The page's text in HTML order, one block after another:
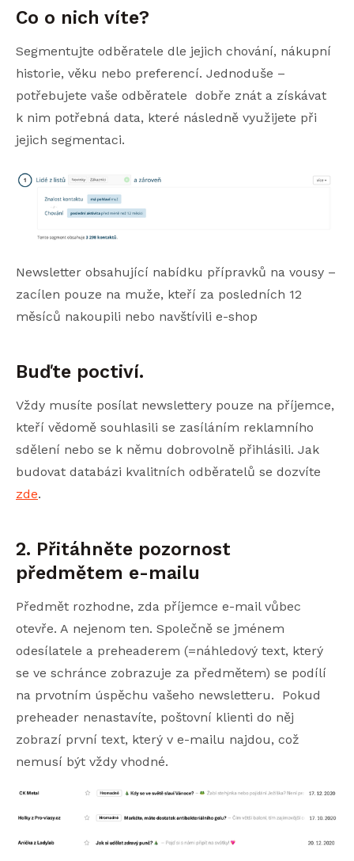
Co o nich víte?
Segmentujte odběratele dle jejich chování, nákupní
historie, věku nebo preferencí. Jednoduše –
potřebujete vaše odběratele dobře znát a získávat
k nim potřebná data, které následně využijete při
jejich segmentaci.
Newsletter obsahující nabídku přípravků na vousy –
zacílen pouze na muže, kteří za posledních 12
měsíců nakoupili nebo navštívili e-shop
Buďte poctiví.
Vždy musíte posílat newslettery pouze na příjemce,
kteří vědomě souhlasili se zasíláním reklamního
sdělení nebo se k němu dobrovolně přihlásili. Jak
budovat databázi kvalitních odběratelů se dozvíte
zde.
2. Přitáhněte pozornost
předmětem e-mailu
Předmět rozhodne, zda příjemce e-mail vůbec
otevře. A nejenom ten. Společně se jménem
odesílatele a preheaderem (=náhledový text, který
se ve schránce zobrazuje za předmětem) se podílí
na prvotním úspěchu vašeho newsletteru. Pokud
preheader nenastavíte, poštovní klienti do něj
zobrazí první text, který v e-mailu najdou, což
nemusí být vždy vhodné.